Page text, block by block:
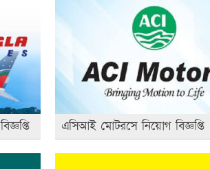
এসিআই মোটরসে নিয়োগ বিজ্ঞপ্তি